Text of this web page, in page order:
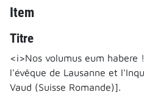
Item
Titre
<i>Nos volumus eum
l'évêque de Lausanne et
Vaud (Suisse Romande)].